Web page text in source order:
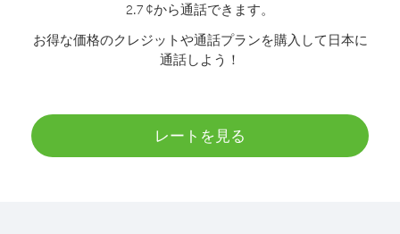
2.7 ¢から通話できます。
お得な価格のクレジットや通話プランを購入して日本に
通話しよう！
レートを見る